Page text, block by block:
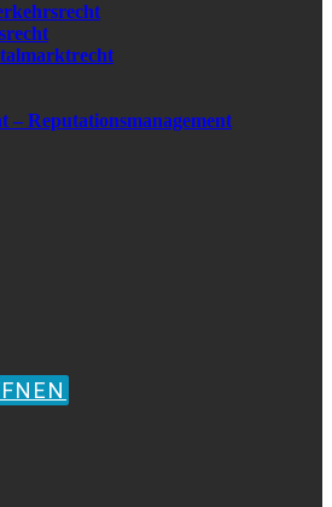
– Reputationsmanagement